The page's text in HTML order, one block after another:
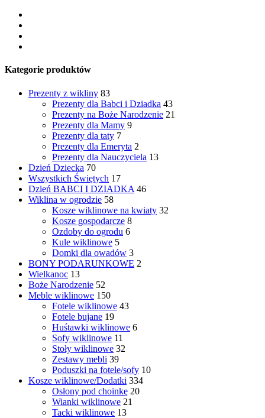
Kategorie produktów
Prezenty z wikliny 83
Prezenty dla Babci i Dziadka 43
Prezenty na Boże Narodzenie 21
Prezenty dla Mamy 9
Prezenty dla taty 7
Prezenty dla Emeryta 2
Prezenty dla Nauczyciela 13
Dzień Dziecka 70
Wszystkich Świętych 17
Dzień BABCI I DZIADKA 46
Wiklina w ogrodzie 58
Kosze wiklinowe na kwiaty 32
Kosze gospodarcze 8
Ozdoby do ogrodu 6
Kule wiklinowe 5
Domki dla owadów 3
BONY PODARUNKOWE 2
Wielkanoc 13
Boże Narodzenie 52
Meble wiklinowe 150
Fotele wiklinowe 43
Fotele bujane 19
Huśtawki wiklinowe 6
Sofy wiklinowe 11
Stoły wiklinowe 32
Zestawy mebli 39
Poduszki na fotele/sofy 10
Kosze wiklinowe/Dodatki 334
Osłony pod choinkę 20
Wianki wiklinowe 21
Tacki wiklinowe 13